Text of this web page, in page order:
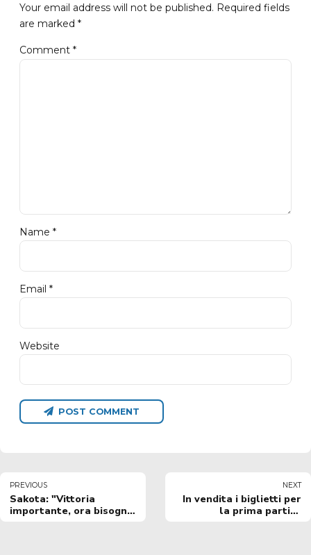
Your email address will not be published. Required fields
are marked *
Comment *
Name *
Email *
Website
POST COMMENT
PREVIOUS
Sakota: "Vittoria
importante, ora bisogna
NEXT
In vendita i biglietti per
la prima partita